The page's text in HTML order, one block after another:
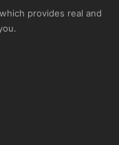
provides real and